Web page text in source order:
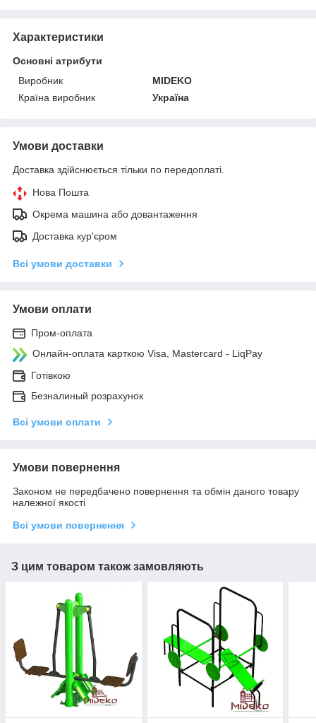
Характеристики
Основні атрибути
Виробник
MIDEKO
Країна виробник
Україна
Умови доставки
Доставка здійснюється тільки по передоплаті.
Нова Пошта
Окрема машина або довантаження
Доставка кур'єром
Всі умови доставки
Умови оплати
Пром-оплата
Онлайн-оплата карткою Visa, Mastercard - LiqPay
Готівкою
Безналиный розрахунок
Всі умови оплати
Умови повернення
Законом не передбачено повернення та обмін даного товару
належної якості
Всі умови повернення
З цим товаром також замовляють